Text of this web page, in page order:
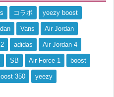
コラボ yeezy boost
Vans Air Jordan
adidas Air Jordan 4
SB Air Force 1 boost
350 yeezy